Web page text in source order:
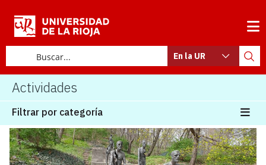
En la UR
Actividades
Filtrar por categoría